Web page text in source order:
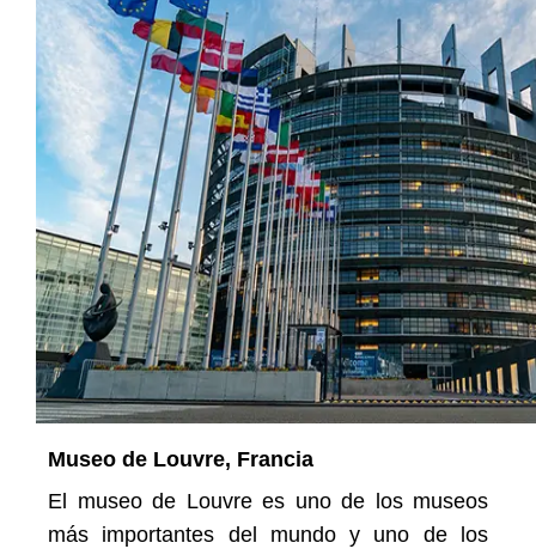
Museo de Louvre, Francia
El museo de Louvre es uno de los museos
más importantes del mundo y uno de los